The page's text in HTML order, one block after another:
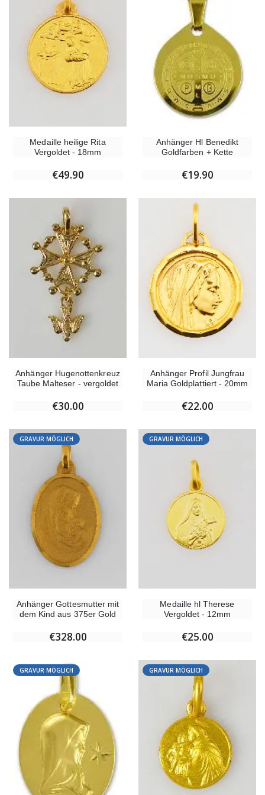
Medaille heilige Rita
Vergoldet - 18mm
€49.90
Anhänger Hl Benedikt
Goldfarben + Kette
€19.90
Anhänger Hugenottenkreuz
Taube Malteser - vergoldet
€30.00
Anhänger Profil Jungfrau
Maria Goldplattiert - 20mm
€22.00
GRAVUR MÖGLICH
Anhänger Gottesmutter mit
dem Kind aus 375er Gold
€328.00
GRAVUR MÖGLICH
Medaille hl Therese
Vergoldet - 12mm
€25.00
GRAVUR MÖGLICH GRAVUR MÖGLICH